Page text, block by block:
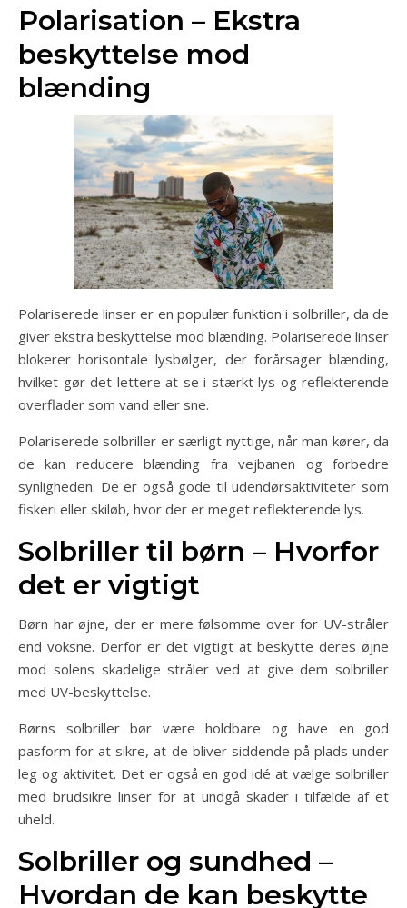
Polarisation – Ekstra
beskyttelse mod
blænding
Polariserede linser er en populær funktion i solbriller, da de
giver ekstra beskyttelse mod blænding. Polariserede linser
blokerer horisontale lysbølger, der forårsager blænding,
hvilket gør det lettere at se i stærkt lys og reflekterende
overflader som vand eller sne.
Polariserede solbriller er særligt nyttige, når man kører, da
de kan reducere blænding fra vejbanen og forbedre
synligheden. De er også gode til udendørsaktiviteter som
fiskeri eller skiløb, hvor der er meget reflekterende lys.
Solbriller til børn – Hvorfor
det er vigtigt
Børn har øjne, der er mere følsomme over for UV-stråler
end voksne. Derfor er det vigtigt at beskytte deres øjne
mod solens skadelige stråler ved at give dem solbriller
med UV-beskyttelse.
Børns solbriller bør være holdbare og have en god
pasform for at sikre, at de bliver siddende på plads under
leg og aktivitet. Det er også en god idé at vælge solbriller
med brudsikre linser for at undgå skader i tilfælde af et
uheld.
Solbriller og sundhed –
Hvordan de kan beskytte